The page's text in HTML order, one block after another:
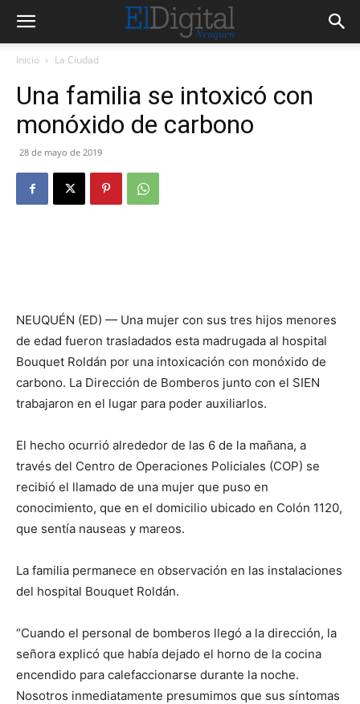
Inicio La Ciudad
Una familia se intoxicó con
monóxido de carbono
28 de mayo de 2019
NEUQUÉN (ED) — Una mujer con sus tres hijos menores
de edad fueron trasladados esta madrugada al hospital
Bouquet Roldán por una intoxicación con monóxido de
carbono. La Dirección de Bomberos junto con el SIEN
trabajaron en el lugar para poder auxiliarlos.
El hecho ocurrió alrededor de las 6 de la mañana, a
través del Centro de Operaciones Policiales (COP) se
recibió el llamado de una mujer que puso en
conocimiento, que en el domicilio ubicado en Colón 1120,
que sentía nauseas y mareos.
La familia permanece en observación en las instalaciones
del hospital Bouquet Roldán.
“Cuando el personal de bomberos llegó a la dirección, la
señora explicó que había dejado el horno de la cocina
encendido para calefaccionarse durante la noche.
Nosotros inmediatamente presumimos que sus síntomas